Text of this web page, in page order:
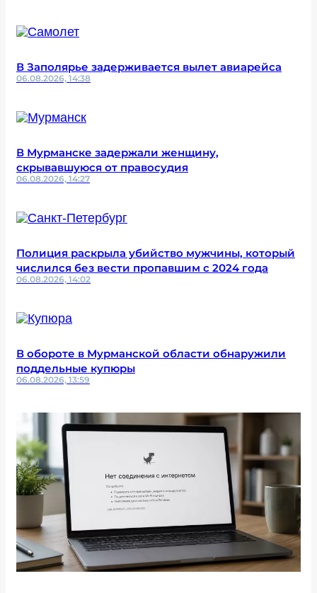
В Заполярье задерживается вылет авиарейса
06.08.2026, 14:38
В Мурманске задержали женщину,
скрывавшуюся от правосудия
06.08.2026, 14:27
Полиция раскрыла убийство мужчины, который
числился без вести пропавшим с 2024 года
06.08.2026, 14:02
В обороте в Мурманской области обнаружили
поддельные купюры
06.08.2026, 13:59